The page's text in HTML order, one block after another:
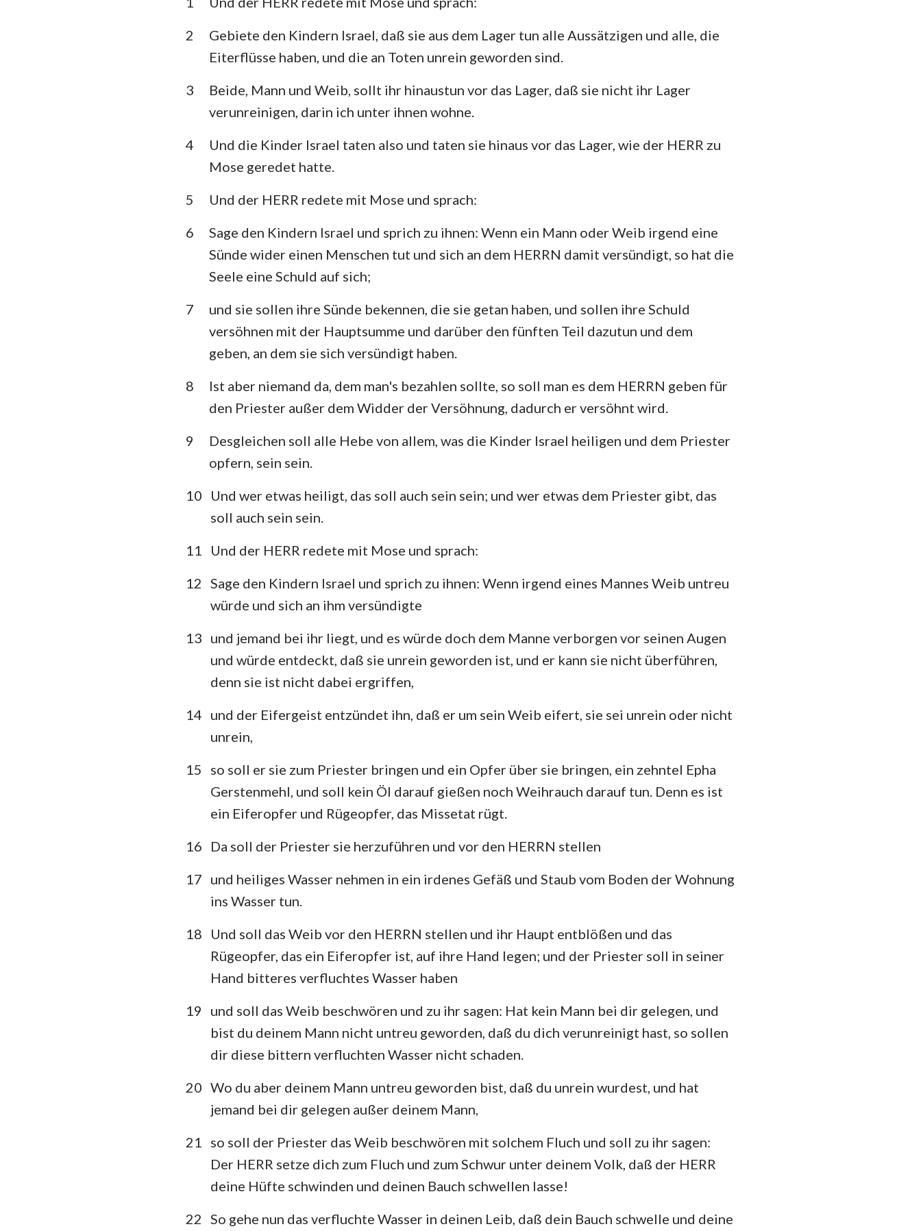
5. Mose Josua
Richter Rut
1.Samuel 2.Samuel
1.Könige 2.Könige
1. Chronik 2. Chronik
Psalm Sprüche
Prediger Hohelied
Jesaja Jeremia
Klagelieder Hesekiel
Daniel Hosea
Joel Amos
Haggai
Maleachi
Apostelgeschichte Römer
1. Korinther
Galater Epheser
1. Thessalonicher 2. Thessalonicher
Hebräer Jakobus
1. Johannes 2. Johannes
3. Johannes Judas
36
2
Gebiete den Kindern Israel, daß sie aus dem Lager tun alle Aussätzigen und alle, die
Eiterflüsse haben, und die an Toten unrein geworden sind.
3
Beide, Mann und Weib, sollt ihr hinaustun vor das Lager, daß sie nicht ihr Lager
verunreinigen, darin ich unter ihnen wohne.
4
Und die Kinder Israel taten also und taten sie hinaus vor das Lager, wie der HERR zu
Mose geredet hatte.
5
Und der HERR redete mit Mose und sprach:
6
Sage den Kindern Israel und sprich zu ihnen: Wenn ein Mann oder Weib irgend eine
Sünde wider einen Menschen tut und sich an dem HERRN damit versündigt, so hat die
Seele eine Schuld auf sich;
7
und sie sollen ihre Sünde bekennen, die sie getan haben, und sollen ihre Schuld
versöhnen mit der Hauptsumme und darüber den fünften Teil dazutun und dem
geben, an dem sie sich versündigt haben.
8
Ist aber niemand da, dem man's bezahlen sollte, so soll man es dem HERRN geben für
den Priester außer dem Widder der Versöhnung, dadurch er versöhnt wird.
9
Desgleichen soll alle Hebe von allem, was die Kinder Israel heiligen und dem Priester
opfern, sein sein.
10
Und wer etwas heiligt, das soll auch sein sein; und wer etwas dem Priester gibt, das
soll auch sein sein.
11
Und der HERR redete mit Mose und sprach:
12 Sage den Kindern Israel und sprich zu ihnen: Wenn irgend eines Mannes Weib untreu
würde und sich an ihm versündigte
13 und jemand bei ihr liegt, und es würde doch dem Manne verborgen vor seinen Augen
und würde entdeckt, daß sie unrein geworden ist, und er kann sie nicht überführen,
denn sie ist nicht dabei ergriffen,
14 und der Eifergeist entzündet ihn, daß er um sein Weib eifert, sie sei unrein oder nicht
unrein,
15
so soll er sie zum Priester bringen und ein Opfer über sie bringen, ein zehntel Epha
Gerstenmehl, und soll kein Öl darauf gießen noch Weihrauch darauf tun. Denn es ist
ein Eiferopfer und Rügeopfer, das Missetat rügt.
16
Da soll der Priester sie herzuführen und vor den HERRN stellen
17 und heiliges Wasser nehmen in ein irdenes Gefäß und Staub vom Boden der Wohnung
ins Wasser tun.
18
Und soll das Weib vor den HERRN stellen und ihr Haupt entblößen und das
Rügeopfer, das ein Eiferopfer ist, auf ihre Hand legen; und der Priester soll in seiner
Hand bitteres verfluchtes Wasser haben
19
und soll das Weib beschwören und zu ihr sagen: Hat kein Mann bei dir gelegen, und
bist du deinem Mann nicht untreu geworden, daß du dich verunreinigt hast, so sollen
dir diese bittern verfluchten Wasser nicht schaden.
20 Wo du aber deinem Mann untreu geworden bist, daß du unrein wurdest, und hat
jemand bei dir gelegen außer deinem Mann,
21 so soll der Priester das Weib beschwören mit solchem Fluch und soll zu ihr sagen:
Der HERR setze dich zum Fluch und zum Schwur unter deinem Volk, daß der HERR
deine Hüfte schwinden und deinen Bauch schwellen lasse!
22 So gehe nun das verfluchte Wasser in deinen Leib, daß dein Bauch schwelle und deine